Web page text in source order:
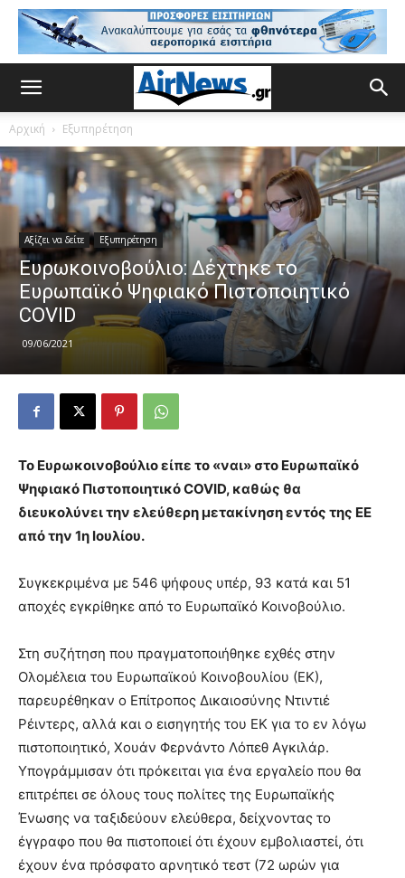
Αρχική Εξυπηρέτηση
Αξίζει να δείτε Εξυπηρέτηση
Ευρωκοινοβούλιο: Δέχτηκε το
Ευρωπαϊκό Ψηφιακό Πιστοποιητικό
COVID
09/06/2021
Το Ευρωκοινοβούλιο είπε το «ναι» στο Ευρωπαϊκό
Ψηφιακό Πιστοποιητικό COVID, καθώς θα
διευκολύνει την ελεύθερη μετακίνηση εντός της ΕΕ
από την 1η Ιουλίου.
Συγκεκριμένα με 546 ψήφους υπέρ, 93 κατά και 51
αποχές εγκρίθηκε από το Ευρωπαϊκό Κοινοβούλιο.
Στη συζήτηση που πραγματοποιήθηκε εχθές στην
Ολομέλεια του Ευρωπαϊκού Κοινοβουλίου (ΕΚ),
παρευρέθηκαν ο Επίτροπος Δικαιοσύνης Ντιντιέ
Ρέιντερς, αλλά και ο εισηγητής του ΕΚ για το εν λόγω
πιστοποιητικό, Χουάν Φερνάντο Λόπεθ Αγκιλάρ.
Υπογράμμισαν ότι πρόκειται για ένα εργαλείο που θα
επιτρέπει σε όλους τους πολίτες της Ευρωπαϊκής
Ένωσης να ταξιδεύουν ελεύθερα, δείχνοντας το
έγγραφο που θα πιστοποιεί ότι έχουν εμβολιαστεί, ότι
έχουν ένα πρόσφατο αρνητικό τεστ (72 ωρών για